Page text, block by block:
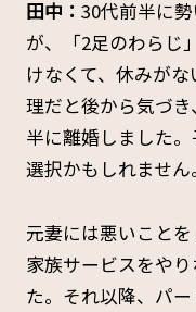
田中： 30代前半に
が、「2足のわらじ
けなくて、休みが
理だと後から気づ
半に離婚しました
選択かもしれません。
元妻には悪いことを
家族サービスをや
た。それ以降、パ